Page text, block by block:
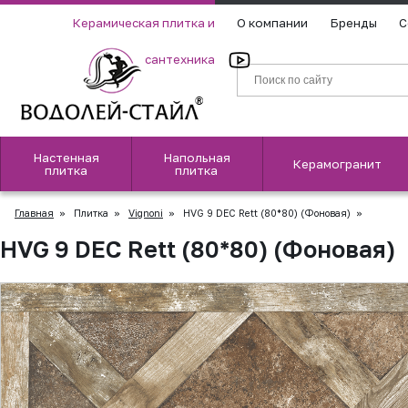
Керамическая плитка и
сантехника
О компании Бренды
Настенная
плитка
Напольная
плитка
Керамогранит
Главная » Плитка » Vignoni » HVG 9 DEC Rett (80*80) (Фоновая) »
HVG 9 DEC Rett (80*80) (Фоновая)
▲